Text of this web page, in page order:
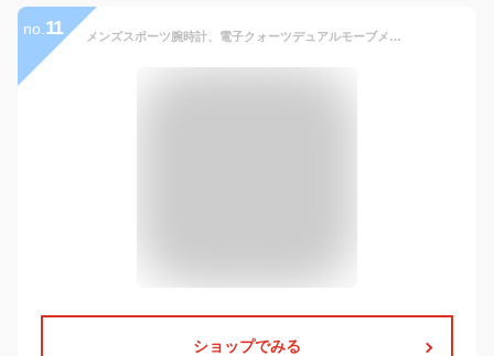
no. 11 メンズスポーツ腕時計、電子クォーツデュアルモーブメント、メンズ、ミリタリーアウトドア防水腕時計、男性の原因ウォッチ,Blue red
ショップでみる